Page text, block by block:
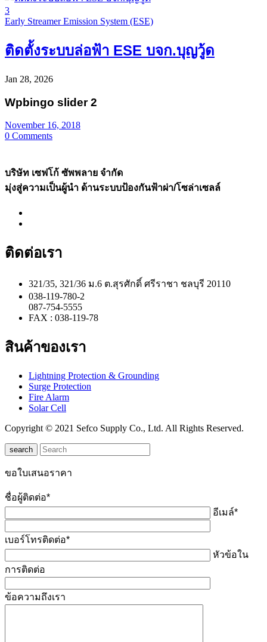
3
Early Streamer Emission System (ESE)
ติดตั้งระบบล่อฟ้า ESE บจก.บุญวู้ด
Jan 28, 2026
Wpbingo slider 2
November 16, 2018
0 Comments
บริษัท เซฟโก้ ซัพพลาย จำกัด
มุ่งสู่ความเป็นผู้นำ ด้านระบบป้องกันฟ้าผ่า/โซล่าเซลล์
ติดต่อเรา
321/35, 321/36 ม.6 ต.สุรศักดิ์ ศรีราชา ชลบุรี 20110
038-119-780-2
087-754-5555
FAX : 038-119-78
สินค้าของเรา
Lightning Protection & Grounding
Surge Protection
Fire Alarm
Solar Cell
Copyright © 2021 Sefco Supply Co., Ltd. All Rights Reserved.
search
ขอใบเสนอราคา
ชื่อผู้ติดต่อ*
อีเมล์*
เบอร์โทรติดต่อ*
หัวข้อใน
การติดต่อ
ข้อความถึงเรา